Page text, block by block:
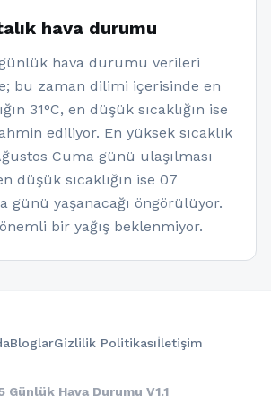
hava durumu
hava durumu verileri
bu zaman dilimi içerisinde en
31°C, en düşük sıcaklığın ise
ediliyor. En yüksek sıcaklık
Cuma günü ulaşılması
düşük sıcaklığın ise 07
günü yaşanacağı öngörülüyor.
bir yağış beklenmiyor.
BloglarGizlilik Politikasıİletişim
Günlük Hava Durumu V1.1